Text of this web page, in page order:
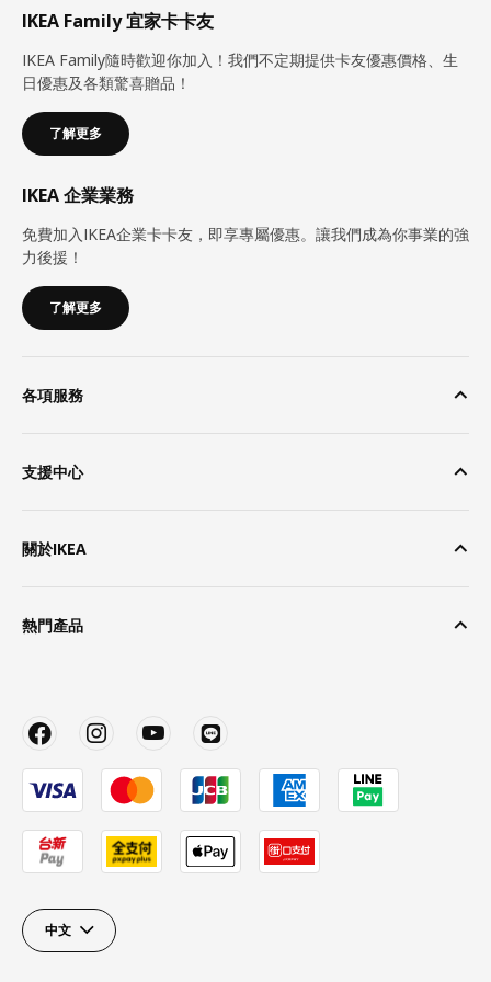
IKEA Family 宜家卡卡友
IKEA Family隨時歡迎你加入！我們不定期提供卡友優惠價格、生
日優惠及各類驚喜贈品！
了解更多
IKEA 企業業務
免費加入IKEA企業卡卡友，即享專屬優惠。讓我們成為你事業的強
力後援！
了解更多
各項服務
支援中心
關於IKEA
熱門產品
中文